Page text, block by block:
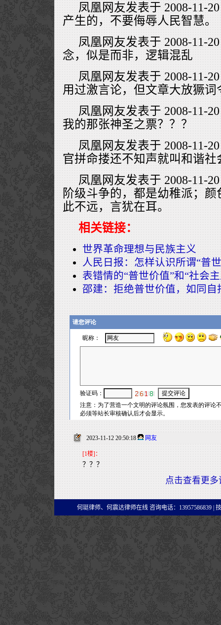
凤凰网友发表于 2008-11-
产生的，不要侮辱人民智慧。
凤凰网友发表于 2008-11-
念，似是而非，逻辑混乱
凤凰网友发表于 2008-11-
用过激言论，但文章大放獗词
凤凰网友发表于 2008-11-
我的那张神圣之票？？？
凤凰网友发表于 2008-11-
官拼命搂还不知声就叫和谐社
凤凰网友发表于 2008-11-
阶级斗争的，都是幼稚派；
此不远，言犹在耳。
相关链接：
世界革命理想与民族主义
人民日报：怎样认识所谓“普
表错情的“普世价值”和“社会
邵建：拒绝普世价值，如同自
2023-11-12 20:50:18 网友
[1楼]：
？？？
点击查看更多
何珽律师、何震达律师在线 咨询电话：13957586839 |